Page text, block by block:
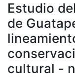
Guías
Estudio
de
cultural -